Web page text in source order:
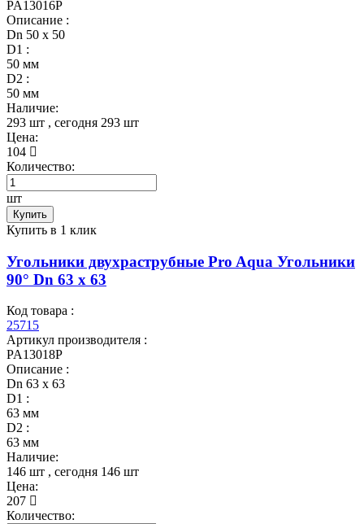
PA13016P
Описание :
Dn 50 х 50
D1 :
50 мм
D2 :
50 мм
Наличие:
293 шт , сегодня 293 шт
Цена:
104
Количество:
шт
Купить
Купить в 1 клик
Угольники двухраструбные Pro Aqua Угольники
90° Dn 63 х 63
Код товара :
25715
Артикул производителя :
PA13018P
Описание :
Dn 63 х 63
D1 :
63 мм
D2 :
63 мм
Наличие:
146 шт , сегодня 146 шт
Цена:
207
Количество: